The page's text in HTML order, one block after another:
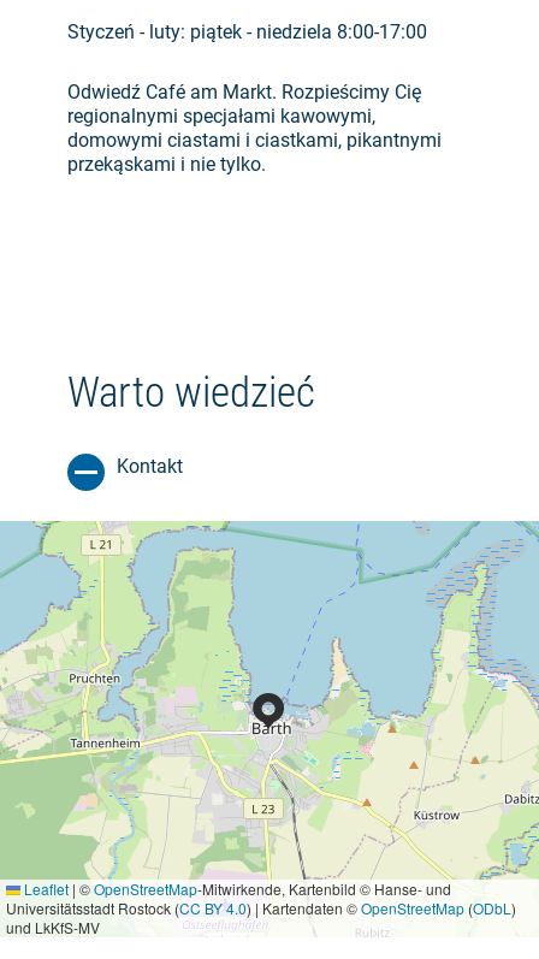
Styczeń - luty: piątek - niedziela 8:00-17:00
Odwiedź Café am Markt. Rozpieścimy Cię
regionalnymi specjałami kawowymi,
domowymi ciastami i ciastkami, pikantnymi
przekąskami i nie tylko.
Warto wiedzieć
Kontakt
Leaflet | ©OpenStreetMap-Mitwirkende, Kartenbild © Hanse- und
Universitätsstadt Rostock (CC BY 4.0) | Kartendaten ©OpenStreetMap (ODbL )
und LkKfS-MV